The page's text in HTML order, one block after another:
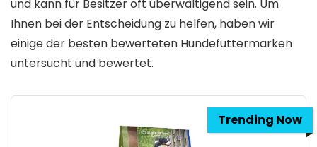
und kann für Besitzer oft überwältigend sein. Um
Ihnen bei der Entscheidung zu helfen, haben wir
einige der besten bewerteten Hundefuttermarken
untersucht und bewertet.
Trending Now